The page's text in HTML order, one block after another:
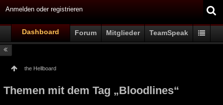
Anmelden oder registrieren
Dashboard Forum Mitglieder TeamSpeak
the Hellboard
Themen mit dem Tag „Bloodlines“